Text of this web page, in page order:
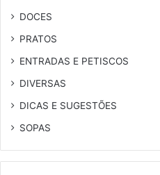
DOCES
PRATOS
ENTRADAS E PETISCOS
DIVERSAS
DICAS E SUGESTÕES
SOPAS